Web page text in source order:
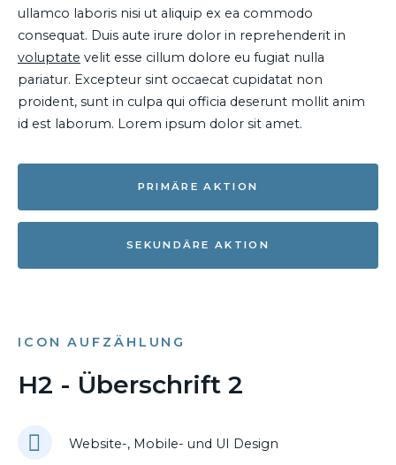
ullamco laboris nisi ut aliquip ex ea commodo
consequat. Duis aute irure dolor in reprehenderit in
voluptate velit esse cillum dolore eu fugiat nulla
pariatur. Excepteur sint occaecat cupidatat non
proident, sunt in culpa qui officia deserunt mollit anim
id est laborum. Lorem ipsum dolor sit amet.
PRIMÄRE AKTION
SEKUNDÄRE AKTION
ICON AUFZÄHLUNG
H2 - Überschrift 2
Website-, Mobile- und UI Design